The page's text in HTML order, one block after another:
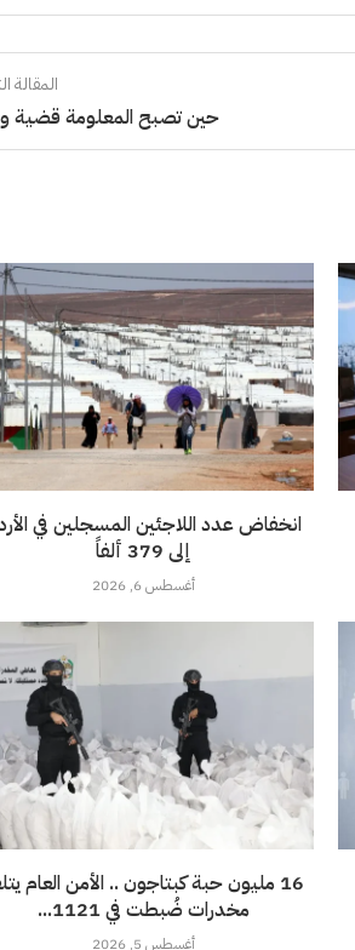
المقالة
حين تصبح المعلومة قضية
انخفاض عدد اللاجئين المسجلين في
إلى 379 ألفاً
أغسطس 6, 2026
16 مليون حبة كبتاجون .. الأمن العام
مخدرات ضُبطت في 1121...
أغسطس 5, 2026